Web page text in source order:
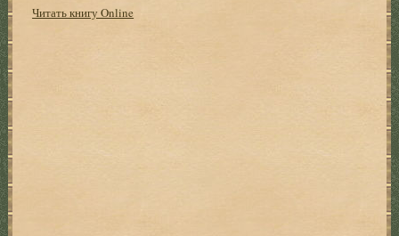
Читать книгу Online